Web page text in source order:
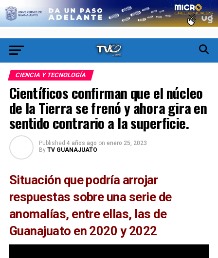
CIENCIA Y TECNOLOGÍA
Científicos confirman que el núcleo
de la Tierra se frenó y ahora gira en
sentido contrario a la superficie.
Published 4 años ago on enero 25, 2023
By TV GUANAJUATO
Situación que podría arrojar
respuestas sobre una serie de
anomalías, entre ellas, las de
Guanajuato en 2020 y 2022